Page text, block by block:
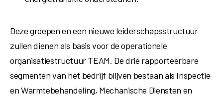
Deze groepen en een nieuwe leiderschapsstructuur
zullen dienen als basis voor de operationele
organisatiestructuur TEAM. De drie rapporteerbare
segmenten van het bedrijf blijven bestaan als Inspectie
en Warmtebehandeling, Mechanische Diensten en